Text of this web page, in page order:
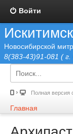
Войти
Новосибирской
8(383-43)91-081 (
Полная версия
Главная